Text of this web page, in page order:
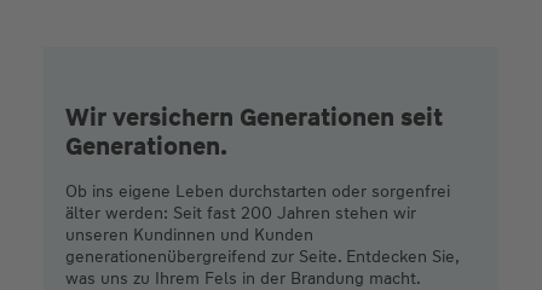
Wir versichern Generationen seit
Generationen.
Ob ins eigene Leben durchstarten oder sorgenfrei
älter werden: Seit fast 200 Jahren stehen wir
unseren Kundinnen und Kunden
generationenübergreifend zur Seite. Entdecken Sie,
was uns zu Ihrem Fels in der Brandung macht.